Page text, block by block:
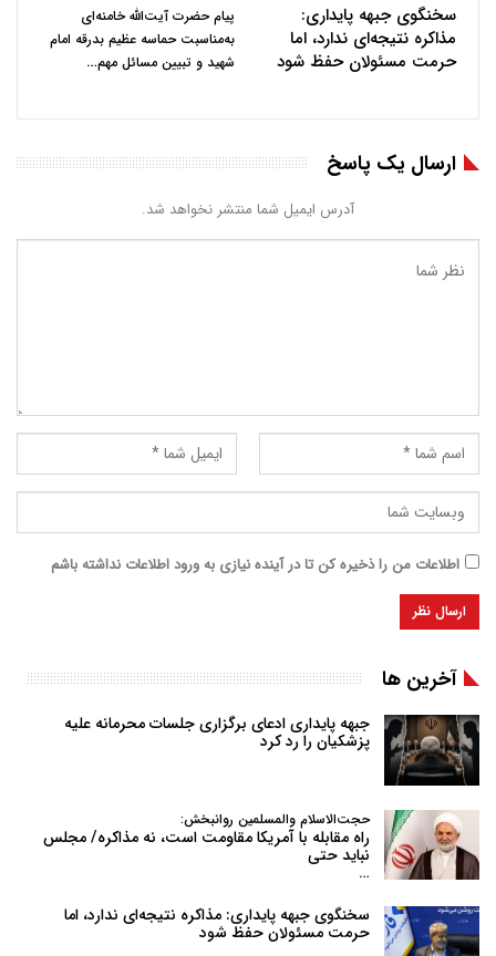
سخنگوی جبهه پایداری:
مذاکره نتیجه‌ای ندارد، اما
حرمت مسئولان حفظ شود
پیام حضرت آیت‌الله خامنه‌ای
به‌مناسبت حماسه عظیم بدرقه امام
شهید و تبیین مسائل مهم…
ارسال یک پاسخ
آدرس ایمیل شما منتشر نخواهد شد.
اطلاعات من را ذخیره کن تا در آینده نیازی به ورود اطلاعات نداشته باشم
آخرین ها
جبهه پایداری ادعای برگزاری جلسات محرمانه علیه
پزشکیان را رد کرد
حجت‌الاسلام والمسلمین روانبخش:
راه مقابله با آمریکا مقاومت است، نه مذاکره/ مجلس
نباید حتی
…
سخنگوی جبهه پایداری: مذاکره نتیجه‌ای ندارد، اما
حرمت مسئولان حفظ شود